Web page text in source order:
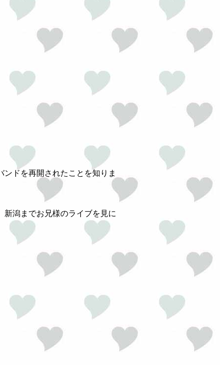
ドを再開されたことを知りま
潟までお兄様のライブを見に